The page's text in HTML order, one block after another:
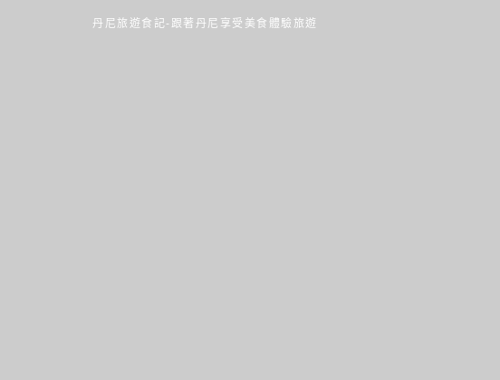
丹尼旅遊食記-跟著丹尼享受美食體驗旅遊